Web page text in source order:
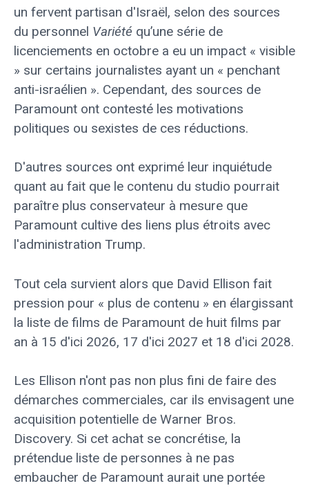
un fervent partisan d'Israël, selon des sources
du personnel Variété qu’une série de
licenciements en octobre a eu un impact « visible
» sur certains journalistes ayant un « penchant
anti-israélien ». Cependant, des sources de
Paramount ont contesté les motivations
politiques ou sexistes de ces réductions.
D'autres sources ont exprimé leur inquiétude
quant au fait que le contenu du studio pourrait
paraître plus conservateur à mesure que
Paramount cultive des liens plus étroits avec
l'administration Trump.
Tout cela survient alors que David Ellison fait
pression pour « plus de contenu » en élargissant
la liste de films de Paramount de huit films par
an à 15 d'ici 2026, 17 d'ici 2027 et 18 d'ici 2028.
Les Ellison n'ont pas non plus fini de faire des
démarches commerciales, car ils envisagent une
acquisition potentielle de Warner Bros.
Discovery. Si cet achat se concrétise, la
prétendue liste de personnes à ne pas
embaucher de Paramount aurait une portée